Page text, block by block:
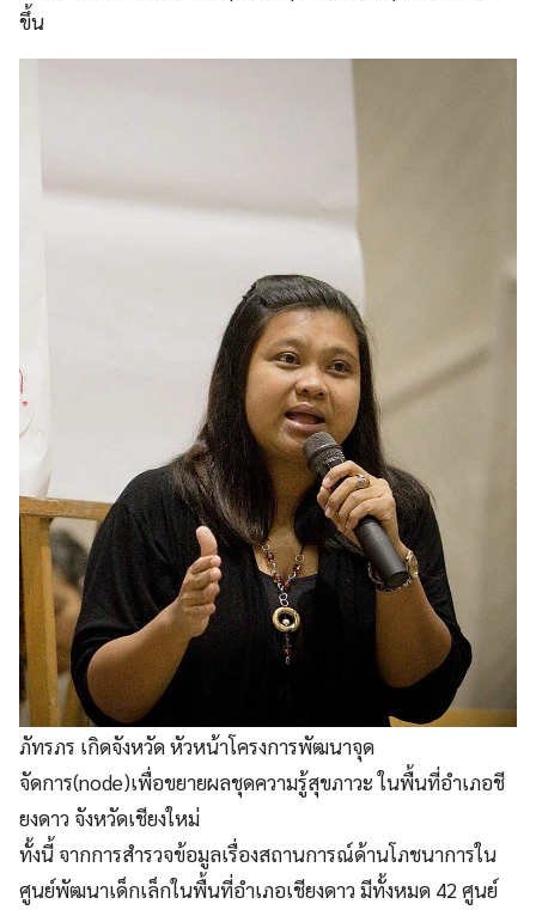
ขึ้น
ภัทรภร เกิดจังหวัด หัวหน้าโครงการพัฒนาจุด
จัดการ(node)เพื่อขยายผลชุดความรู้สุขภาวะ ในพื้นที่อำเภอชี
ยงดาว จังหวัดเชียงใหม่
ทั้งนี้ จากการสำรวจข้อมูลเรื่องสถานการณ์ด้านโภชนาการใน
ศูนย์พัฒนาเด็กเล็กในพื้นที่อำเภอเชียงดาว มีทั้งหมด 42 ศูนย์